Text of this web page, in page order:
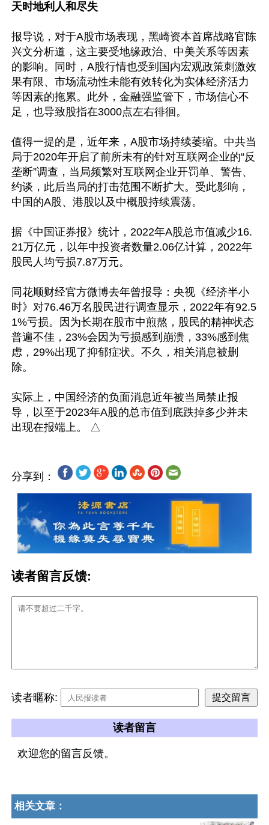
天时地利人和尽失
报导说，对于A股市场表现，黑崎资本首席战略官陈
兴文分析道，这主要受地缘政治、中美关系等因素
的影响。同时，A股行情也受到国内宏观政策刺激效
果有限、市场流动性未能有效转化为实体经济活力
等因素的拖累。此外，金融强监管下，市场信心不
足，也导致股指在3000点左右徘徊。
值得一提的是，近年来，A股市场持续萎缩。中共当
局于2020年开启了前所未有的针对互联网企业的“反
垄断”调查，当局频繁对互联网企业开罚单、警告、
约谈，此后当局的打击范围不断扩大。受此影响，
中国的A股、港股以及中概股持续震荡。
据《中国证券报》统计，2022年A股总市值减少16.
21万亿元，以年中投资者数量2.06亿计算，2022年
股民人均亏损7.87万元。
同花顺财经官方微博去年曾报导：央视《经济半小
时》对76.46万名股民进行调查显示，2022年有92.5
1%亏损。因为长期在股市中煎熬，股民的精神状态
普遍不佳，23%会因为亏损感到崩溃，33%感到焦
虑，29%出现了抑郁症状。不久，相关消息被删
除。
实际上，中国经济的负面消息近年被当局禁止报
导，以至于2023年A股的总市值到底跌掉多少并未
分享到：
读者留言反馈:
读者暱称:
读者留言
欢迎您的留言反馈。
相关文章：